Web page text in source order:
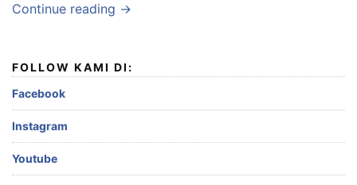
Continue reading →
FOLLOW KAMI DI:
Facebook
Instagram
Youtube